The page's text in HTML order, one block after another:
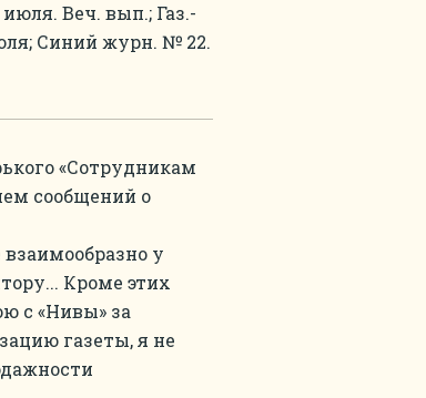
Веч. вып.; Газ.-
Синий журн. № 22.
«Сотрудникам
сообщений о
у
Кроме этих
с «Нивы» за
газеты, я не